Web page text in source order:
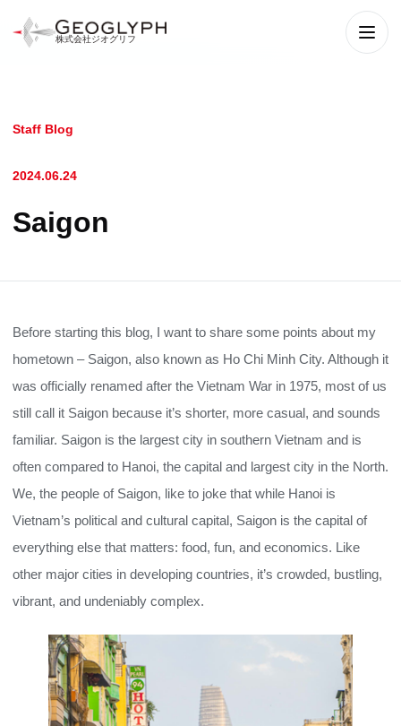
株式会社ジオグリフ
メニ
Staff Blog
2024.06.24
Saigon
Before starting this blog, I want to share some points about my
hometown – Saigon, also known as Ho Chi Minh City. Although it
was officially renamed after the Vietnam War in 1975, most of us
still call it Saigon because it’s shorter, more casual, and sounds
familiar. Saigon is the largest city in southern Vietnam and is
often compared to Hanoi, the capital and largest city in the North.
We, the people of Saigon, like to joke that while Hanoi is
Vietnam’s political and cultural capital, Saigon is the capital of
everything else that matters: food, fun, and economics. Like
other major cities in developing countries, it’s crowded, bustling,
vibrant, and undeniably complex.